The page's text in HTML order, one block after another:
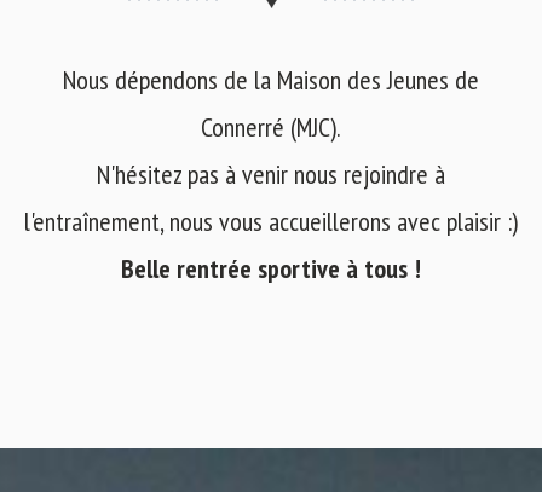
Nous dépendons de la Maison des Jeunes de
Connerré (MJC).
N'hésitez pas à venir nous rejoindre à
l'entraînement, nous vous accueillerons avec plaisir :)
Belle rentrée sportive à tous !